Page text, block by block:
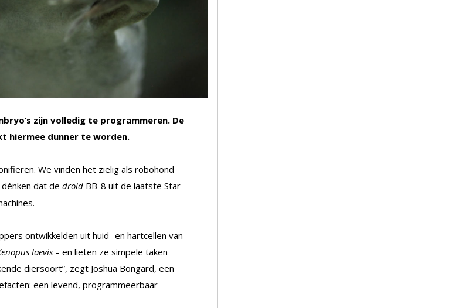
zijn volledig te programmeren. De
hiermee dunner te worden.
We vinden het zielig als robohond
dat de droid BB-8 uit de laatste Star
ontwikkelden uit huid- en hartcellen van
laevis – en lieten ze simpele taken
diersoort”, zegt Joshua Bongard, een
een levend, programmeerbaar